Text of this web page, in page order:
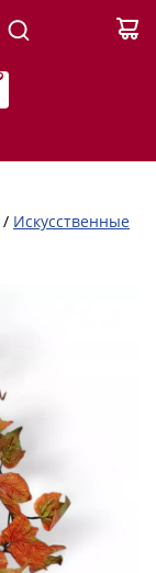
/ Искусственные